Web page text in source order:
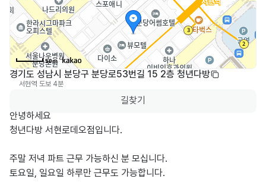
50m
경기도 성남시 분당구 분당로53번길 15 2층 청년다방
서현역 도보 4분
길찾기
안녕하세요
청년다방 서현로데오점입니다.
주말 저녁 파트 근무 가능하신 분 모십니다.
토요일, 일요일 하루만 근무도 가능합니다.